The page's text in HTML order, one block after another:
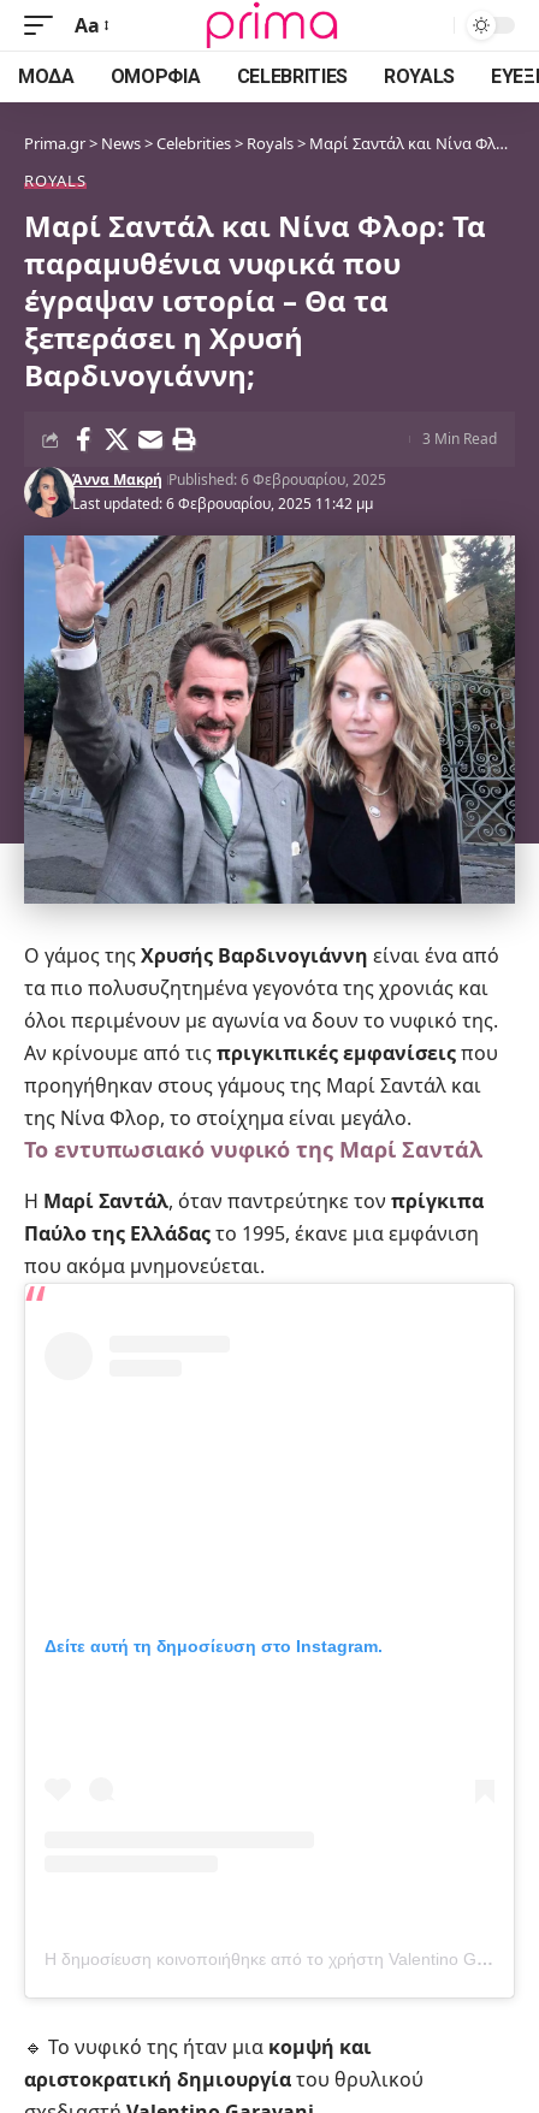
Font
Resizer
Aa
ΜΌΔΑ ΟΜΟΡΦΙΆ CELEBRITIES ROYALS
Prima.gr> News>Celebrities> Royals> Μαρί Σαντάλ και Νίνα Φλορ: Τα παραμυθένια νυφικά που έγραψαν ιστορία – Θα τα ξεπεράσει η Χρυσή Βαρδινογιάννη;
ROYALS
Μαρί Σαντάλ και Νίνα Φλορ: Τα
παραμυθένια νυφικά που
έγραψαν ιστορία – Θα τα
ξεπεράσει η Χρυσή
Βαρδινογιάννη;
Last updated: 6 Φεβρουαρίου, 2025 11:42 μμ
Άννα Μακρή Published: 6 Φεβρουαρίου, 2025
3 Min Read
Ο γάμος τηςΧρυσής Βαρδινογιάννη είναι ένα από
τα πιο πολυσυζητημένα γεγονότα της χρονιάς και
όλοι περιμένουν με αγωνία να δουν το νυφικό της.
Αν κρίνουμε από τιςπριγκιπικές εμφανίσειςπου
προηγήθηκαν στους γάμους της Μαρί Σαντάλ και
της Νίνα Φλορ, το στοίχημα είναι μεγάλο.
Το εντυπωσιακό νυφικό της Μαρί Σαντάλ
Η Μαρί Σαντάλ, όταν παντρεύτηκε τον πρίγκιπα
Παύλο της Ελλάδαςτο 1995, έκανε μια εμφάνιση
που ακόμα μνημονεύεται.
Δείτε αυτή τη δημοσίευση στο Instagram.
Η δημοσίευση κοινοποιήθηκε από το χρήστη Valentino Garavani (@realmrvalentino)
🔹 Το νυφικό της ήταν μια κομψή και
αριστοκρατική δημιουργίατου θρυλικού